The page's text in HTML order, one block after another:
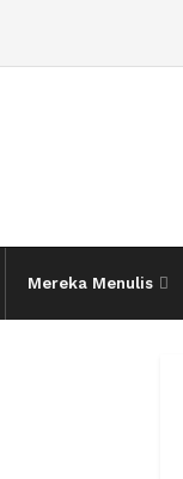
Mereka Menulis